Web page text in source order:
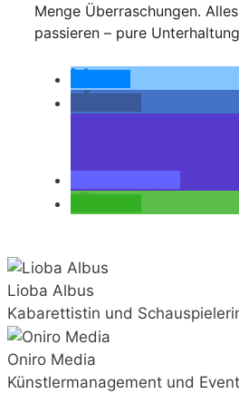
Menge Überraschungen.
passieren – pure
Lioba Albus
Kabarettistin und
Oniro Media
Künstlermanagement und